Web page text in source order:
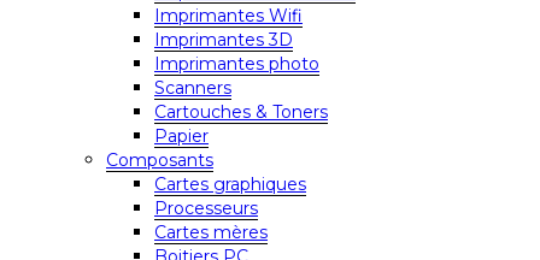
Imprimantes Wifi
Imprimantes 3D
Imprimantes photo
Scanners
Cartouches & Toners
Papier
Composants
Cartes graphiques
Processeurs
Cartes mères